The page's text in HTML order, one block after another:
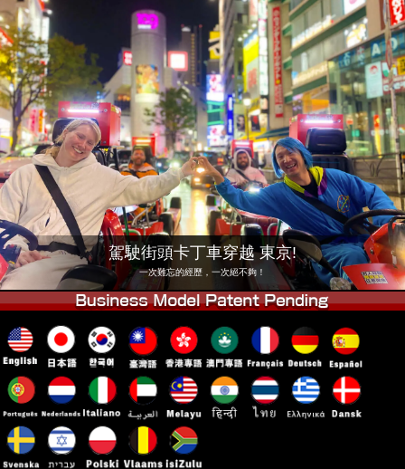
首頁
關於 規格 價格
交通方式 顧客聲音 常見問題
公司 預訂
更換店鋪
東京 品川 #1 東京 秋葉原 #1
東京 秋葉原 #2 東京 澀谷
東京 澀谷附店 東京灣
東京 淺草 大阪
沖繩
駕駛街頭卡丁車穿越 東京!
一次難忘的經歷，一次絕不夠！